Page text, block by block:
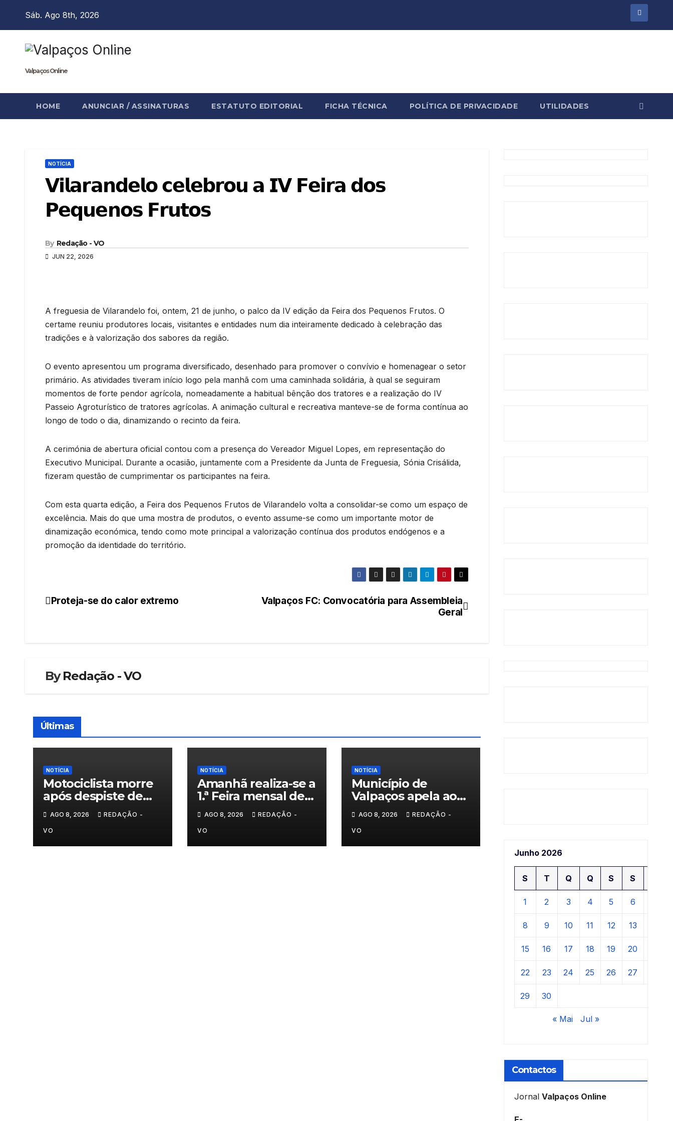
Sáb. Ago 8th, 2026
Valpaços Online
HOME ANUNCIAR / ASSINATURAS ESTATUTO EDITORIAL FICHA TÉCNICA POLÍTICA DE PRIVACIDADE UTILIDADES
NOTÍCIA
𝗩𝗶𝗹𝗮𝗿𝗮𝗻𝗱𝗲𝗹𝗼 𝗰𝗲𝗹𝗲𝗯𝗿𝗼𝘂 𝗮 𝗜𝗩 𝗙𝗲𝗶𝗿𝗮 𝗱𝗼𝘀
𝗣𝗲𝗾𝘂𝗲𝗻𝗼𝘀 𝗙𝗿𝘂𝘁𝗼𝘀
By Redação - VO
JUN 22, 2026
A freguesia de Vilarandelo foi, ontem, 21 de junho, o palco da IV edição da Feira dos Pequenos Frutos. O
certame reuniu produtores locais, visitantes e entidades num dia inteiramente dedicado à celebração das
tradições e à valorização dos sabores da região.
O evento apresentou um programa diversificado, desenhado para promover o convívio e homenagear o setor
primário. As atividades tiveram início logo pela manhã com uma caminhada solidária, à qual se seguiram
momentos de forte pendor agrícola, nomeadamente a habitual bênção dos tratores e a realização do IV
Passeio Agroturístico de tratores agrícolas. A animação cultural e recreativa manteve-se de forma contínua ao
longo de todo o dia, dinamizando o recinto da feira.
A cerimónia de abertura oficial contou com a presença do Vereador Miguel Lopes, em representação do
Executivo Municipal. Durante a ocasião, juntamente com a Presidente da Junta de Freguesia, Sónia Crisálida,
fizeram questão de cumprimentar os participantes na feira.
Com esta quarta edição, a Feira dos Pequenos Frutos de Vilarandelo volta a consolidar-se como um espaço de
excelência. Mais do que uma mostra de produtos, o evento assume-se como um importante motor de
dinamização económica, tendo como mote principal a valorização contínua dos produtos endógenos e a
promoção da identidade do território.
Navegação
Valpaços FC: Convocatória para Assembleia
Geral
Proteja-se do calor extremo
ByRedação - VO
Últimas
NOTÍCIA
Motociclista morre
após despiste de
moto em Chaves
AGO 8, 2026 REDAÇÃO -
VO
NOTÍCIA
Amanhã realiza-se a
1.ª Feira mensal de
AGO 8, 2026 REDAÇÃO -
VO
NOTÍCIA
Município de
Valpaços apela ao
responsável de
água
AGO 8, 2026 REDAÇÃO -
VO
Junho 2026
S T Q Q S S
1 2 3 4 5 6
8 9 10 11 12 13
15 16 17 18 19 20
22 23 24 25 26 27
29 30
« Mai Jul »
Contactos
Jornal Valpaços Online